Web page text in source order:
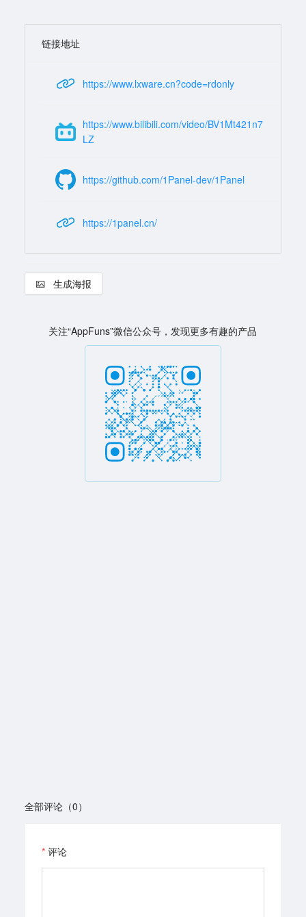
链接地址
https://www.lxware.cn?code=rdonly
https://www.bilibili.com/video/BV1Mt421n7
LZ
https://github.com/1Panel-dev/1Panel
https://1panel.cn/
生成海报
关注“AppFuns”微信公众号，发现更多有趣的产品
全部评论（0）
评论